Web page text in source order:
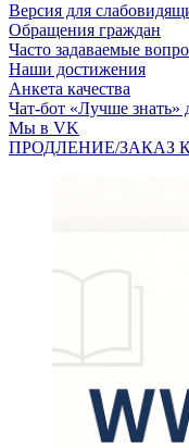
Версия для
Обращения граждан
Часто задаваемые
Наши достижения
Анкета качества
Чат-бот «Лучше знать»
Мы в VK
ПРОДЛЕНИЕ/ЗАКАЗ